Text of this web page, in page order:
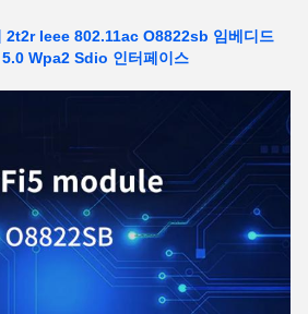
2t2r Ieee 802.11ac O8822sb 임베디드
Wpa2 Sdio 인터페이스